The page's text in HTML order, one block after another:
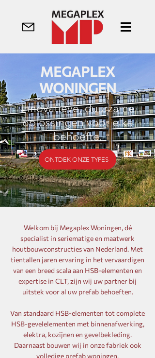
MEGAPLEX
WONINGEN
Innovatieve, duurzame
oplossingen voor elke
behoefte.
ONTDEK ONZE TYPES
Welkom bij Megaplex Woningen, dé
specialist in seriematige en maatwerk
houtbouwconstructies van Nederland. Met
tientallen jaren ervaring in het vervaardigen
van een breed scala aan HSB-elementen en
expertise in CLT, zijn wij uw partner bij
uitstek voor al uw prefab behoeften.
Van standaard HSB-elementen tot complete
HSB-gevelelementen met binnenafwerking,
elektra, kozijnen en gevelbekleding.
Daarnaast bouwen wij in onze fabriek ook
volledige prefab woningen.